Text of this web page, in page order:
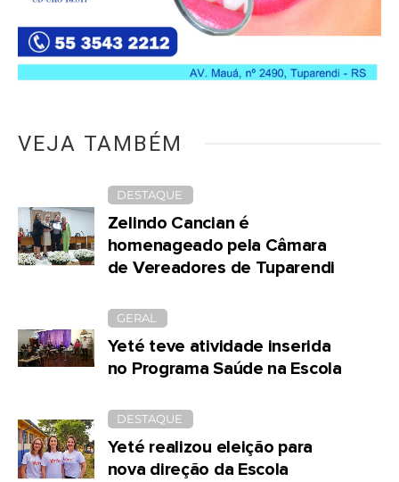
VEJA TAMBÉM
DESTAQUE
Zelindo Cancian é
homenageado pela Câmara
de Vereadores de Tuparendi
GERAL
Yeté teve atividade inserida
no Programa Saúde na Escola
DESTAQUE
Yeté realizou eleição para
nova direção da Escola